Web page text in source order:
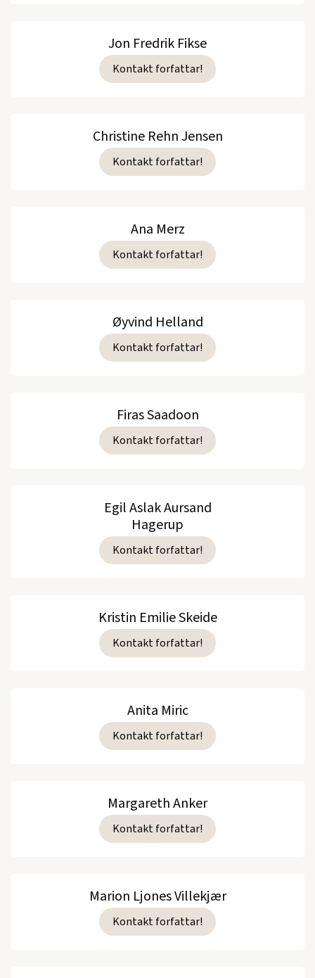
Jon Fredrik Fikse
Kontakt forfattar!
Christine Rehn Jensen
Kontakt forfattar!
Ana Merz
Kontakt forfattar!
Øyvind Helland
Kontakt forfattar!
Firas Saadoon
Kontakt forfattar!
Egil Aslak Aursand
Hagerup
Kontakt forfattar!
Kristin Emilie Skeide
Kontakt forfattar!
Anita Miric
Kontakt forfattar!
Margareth Anker
Kontakt forfattar!
Marion Ljones Villekjær
Kontakt forfattar!